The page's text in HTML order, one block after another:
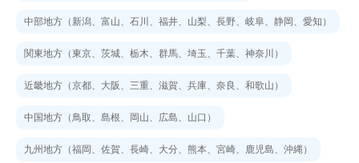
中部地方（新潟、富山、石川、福井、山梨、長野、岐阜、静岡、愛知）
関東地方（東京、茨城、栃木、群馬、埼玉、千葉、神奈川）
近畿地方（京都、大阪、三重、滋賀、兵庫、奈良、和歌山）
中国地方（鳥取、島根、岡山、広島、山口）
九州地方（福岡、佐賀、長崎、大分、熊本、宮崎、鹿児島、沖縄）